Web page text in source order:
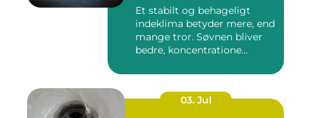
Et stabilt og behageligt
indeklima betyder mere, end
mange tror. Søvnen bliver
bedre, koncentratione...
03. Jul